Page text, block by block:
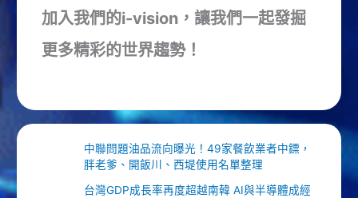
加入我們的i-vision，讓我們一起發掘
更多精彩的世界趨勢！
中聯問題油品流向曝光！49家餐飲業者中鏢，
胖老爹、開飯川、西堤使用名單整理
台灣GDP成長率再度超越南韓 AI與半導體成經